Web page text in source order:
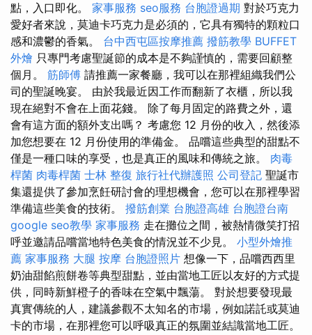
點，入口即化。 家事服務 seo服務 台胞證過期 對於巧克力
愛好者來說，莫迪卡巧克力是必須的，它具有獨特的顆粒口
感和濃鬱的香氣。 台中西屯區按摩推薦 撥筋教學 BUFFET
外燴 只專門考慮聖誕節的成本是不夠謹慎的，需要回顧整
個月。 筋師傅 請推薦一家餐廳，我可以在那裡組織我們公
司的聖誕晚宴。 由於我最近因工作而翻新了衣櫃，所以我
現在絕對不會在上面花錢。 除了每月固定的路費之外，還
會有這方面的額外支出嗎？ 考慮您 12 月份的收入，然後添
加您想要在 12 月份使用的準備金。 品嚐這些典型的甜點不
僅是一種口味的享受，也是真正的風味和傳統之旅。 肉毒
桿菌 肉毒桿菌 士林 整復 旅行社代辦護照 公司登記 聖誕市
集還提供了參加烹飪研討會的理想機會，您可以在那裡學習
準備這些美食的技術。 撥筋創業 台胞證高雄 台胞證台南
google seo教學 家事服務 走在攤位之間，被熱情微笑打招
呼並邀請品嚐當地特色美食的情況並不少見。 小型外燴推
薦 家事服務 大腿 按摩 台胞證照片 想像一下，品嚐西西里
奶油甜餡煎餅卷等典型甜點，並由當地工匠以友好的方式提
供，同時新鮮橙子的香味在空氣中飄蕩。 對於想要發現最
真實傳統的人，建議參觀不太知名的市場，例如諾託或莫迪
卡的市場，在那裡您可以呼吸真正的氛圍並結識當地工匠。